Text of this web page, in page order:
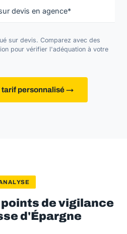
devis en agence*
sur devis. Comparez avec des
pour vérifier l'adéquation à votre
tarif personnalisé →
de vigilance
d'Épargne